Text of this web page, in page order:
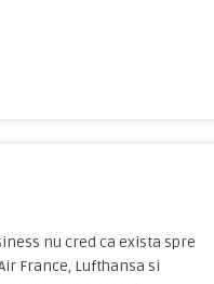
nu cred ca exista spre
France, Lufthansa si